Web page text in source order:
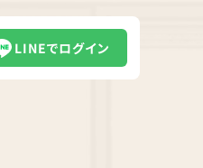
LINEでログイン